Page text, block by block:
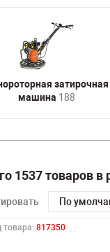
затирочная
машина 188
1537 товаров в
По
товара: 817350